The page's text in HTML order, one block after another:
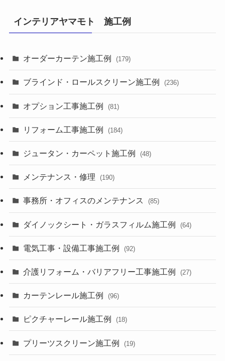
インテリアヤマモト 施工例
オーダーカーテン施工例 (179)
ブラインド・ロールスクリーン施工例 (236)
オプション工事施工例 (81)
リフォーム工事施工例 (184)
ジュータン・カーペット施工例 (48)
メンテナンス・修理 (190)
事務所・オフィスのメンテナンス (85)
ダイノックシート・ガラスフィルム施工例 (64)
電気工事・設備工事施工例 (92)
介護リフォーム・バリアフリー工事施工例 (27)
カーテンレール施工例 (96)
ピクチャーレール施工例 (18)
プリーツスクリーン施工例 (19)